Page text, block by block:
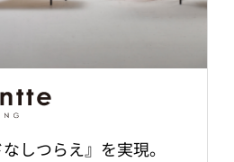
しつらえ』を実現。